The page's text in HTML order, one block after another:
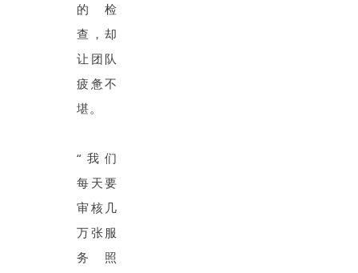
的检
查，却
让团队
疲惫不
堪。
“我们
每天要
审核几
万张服
务照